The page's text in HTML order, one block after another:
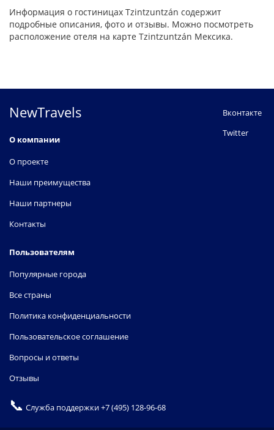
Информация о гостиницах Tzintzuntzán содержит
подробные описания, фото и отзывы. Можно посмотреть
расположение отеля на карте Tzintzuntzán Мексика.
NewTravels
О компании
О проекте
Наши преимущества
Наши партнеры
Контакты
Пользователям
Популярные города
Все страны
Политика конфиденциальности
Пользовательское соглашение
Вопросы и ответы
Отзывы
Вконтакте
Twitter
📞 Служба поддержки+7 (495) 128-96-68